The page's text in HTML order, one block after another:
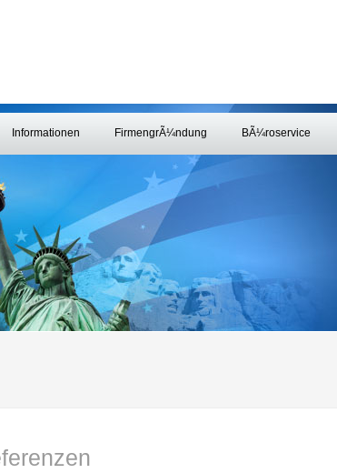
Informationen FirmengrÃ¼ndung BÃ¼roservice